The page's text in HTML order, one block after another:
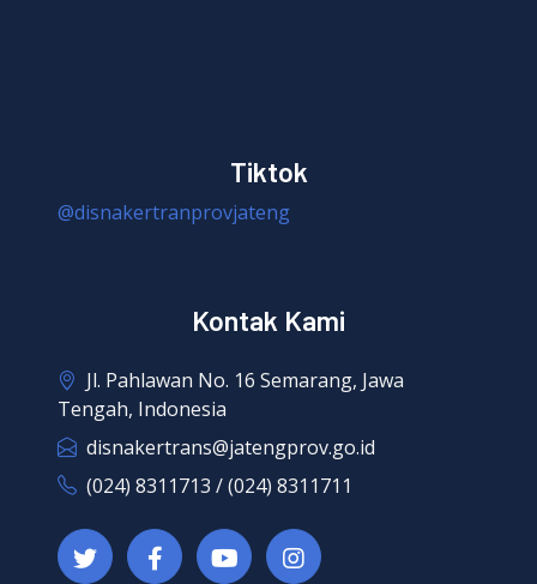
Tiktok
@disnakertranprovjateng
Kontak Kami
Jl. Pahlawan No. 16 Semarang, Jawa
Tengah, Indonesia
disnakertrans@jatengprov.go.id
(024) 8311713 / (024) 8311711